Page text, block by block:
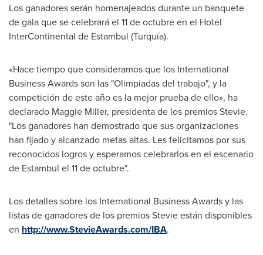
Los ganadores serán homenajeados durante un banquete
de gala que se celebrará el 11 de octubre en el Hotel
InterContinental de Estambul (Turquía).
«Hace tiempo que consideramos que los International
Business Awards son las "Olimpiadas del trabajo", y la
competición de este año es la mejor prueba de ello», ha
declarado Maggie Miller, presidenta de los premios Stevie.
"Los ganadores han demostrado que sus organizaciones
han fijado y alcanzado metas altas. Les felicitamos por sus
reconocidos logros y esperamos celebrarlos en el escenario
de Estambul el 11 de octubre".
Los detalles sobre los International Business Awards y las
listas de ganadores de los premios Stevie están disponibles
en http://www.StevieAwards.com/IBA.